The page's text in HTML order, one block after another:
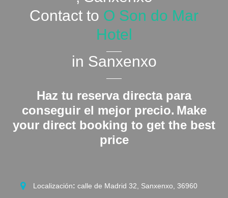
Contact to O Son do Mar
Hotel
in Sanxenxo
Haz tu reserva directa para
conseguir el mejor precio. Make
your direct booking to get the best
price
Localización: calle de Madrid 32, Sanxenxo, 36960